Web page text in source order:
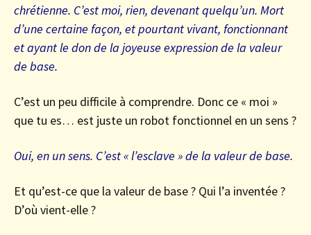
chrétienne. C’est moi, rien, devenant quelqu’un. Mort
d’une certaine façon, et pourtant vivant, fonctionnant
et ayant le don de la joyeuse expression de la valeur
de base.
C’est un peu difficile à comprendre. Donc ce « moi »
que tu es… est juste un robot fonctionnel en un sens ?
Oui, en un sens. C’est « l’esclave » de la valeur de base.
Et qu’est-ce que la valeur de base ? Qui l’a inventée ?
D’où vient-elle ?